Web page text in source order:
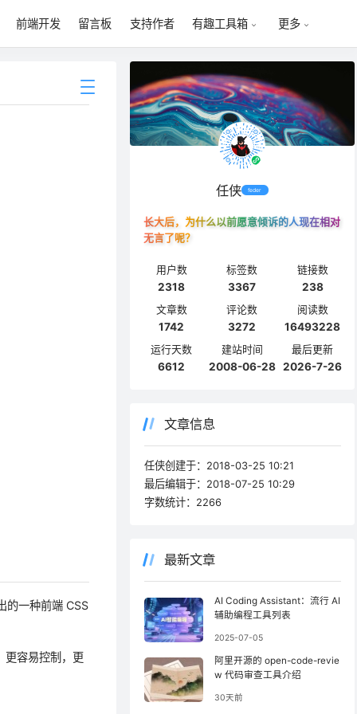
前端开发 留言板 支持作者 有趣工具箱 更多
的一种前端 CSS
更容易控制，更
任侠 feder
长大后，为什么以前愿意倾诉的人现在相对
无言了呢？
用户数
2318
标签数
3367
链接数
238
文章数
1742
评论数
3272
阅读数
16493228
运行天数
6612
建站时间
2008-06-28
最后更新
2026-7-26
文章信息
任侠创建于： 2018-03-25 10:21
最后编辑于： 2018-07-25 10:29
字数统计： 2266
最新文章
AI Coding Assistant：流行 AI
辅助编程工具列表
2025-07-05
阿里开源的 open-code-revie
w 代码审查工具介绍
30天前